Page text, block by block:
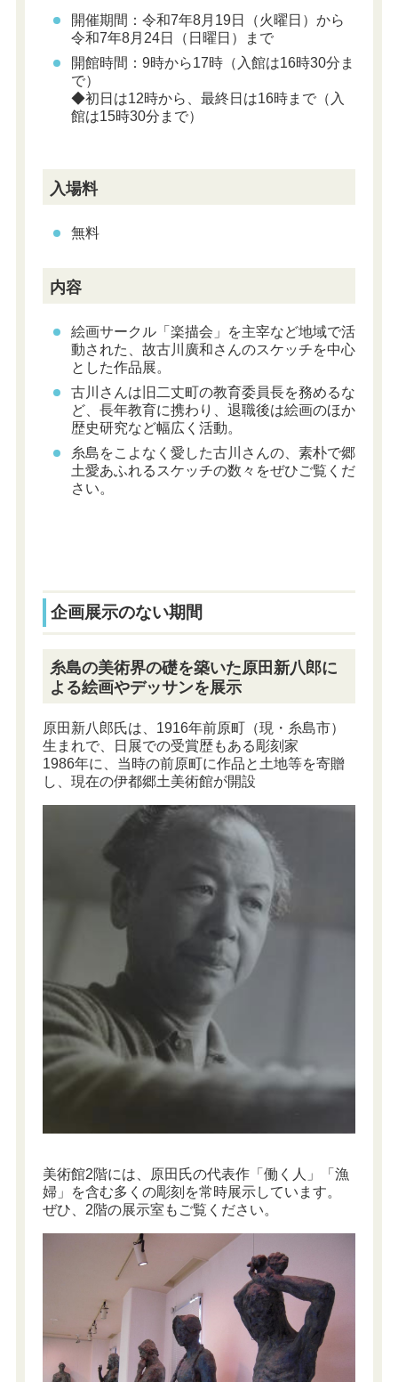
開催期間： 令和7年8月19日（火曜日）から
令和7年8月24日（日曜日）まで
開館時間：9時から17時（入館は16時30分ま
で）
◆初日は12時から、最終日は16時まで（入
館は15時30分まで）
入場料
無料
内容
絵画サークル「楽描会」を主宰など地域で活
動された、故古川廣和さ んのスケッチを中心
とした作品展。
古川さんは旧二丈町の教育委員長を務めるな
ど、長年教育に携わり、退職後は絵画のほか
歴史研究など幅広く活動。
糸島をこよなく愛した古川さんの、素朴で郷
土愛あふれるスケッチの数々をぜひご覧くだ
さい。
企画展示のない期間
糸島の美術界の礎を築いた原田新八郎に
よる絵画やデッサンを展示
原田新八郎氏は、1916年前原町（現・糸島市）
生まれで、日展での受賞歴もある彫刻家
1986年に、当時の前原町に作品と土地等を寄贈
し、現在の伊都郷土美術館が開設
美術館2階には、原田氏の代表作「働く人」「漁
婦」を含む多くの彫刻を常時展示しています。
ぜひ、2階の展示室もご覧ください。